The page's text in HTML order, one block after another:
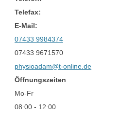
Telefax:
E-Mail:
07433 9984374
07433 9671570
physioadam@t-online.de
Öffnungszeiten
Mo-Fr
08:00 - 12:00